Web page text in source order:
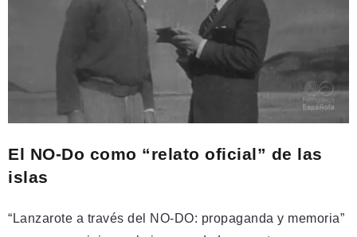
El NO-Do como “relato oficial” de las
islas
“Lanzarote a través del NO-DO: propaganda y memoria”